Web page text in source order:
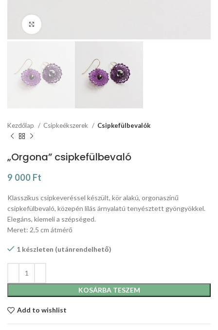
Kezdőlap Csipkeékszerek Csipkefülbevalók
„Orgona” csipkefülbevaló
9 000 Ft
Klasszikus csipkeveréssel készült, kör alakú, orgonaszínű
csipkefülbevaló, közepén lilás árnyalatú tenyésztett gyöngyökkel.
Elegáns, kiemeli a szépséged.
Meret: 2,5 cm átmérő
1 készleten (utánrendelhető)
KOSÁRBA TESZEM
Add to wishlist